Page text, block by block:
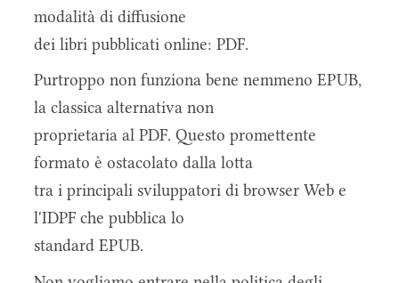
modalità di diffusione
dei libri pubblicati online: PDF.
Purtroppo non funziona bene nemmeno EPUB,
la classica alternativa non
proprietaria al PDF. Questo promettente
formato è ostacolato dalla lotta
tra i principali sviluppatori di browser Web e
l'IDPF che pubblica lo
standard EPUB.